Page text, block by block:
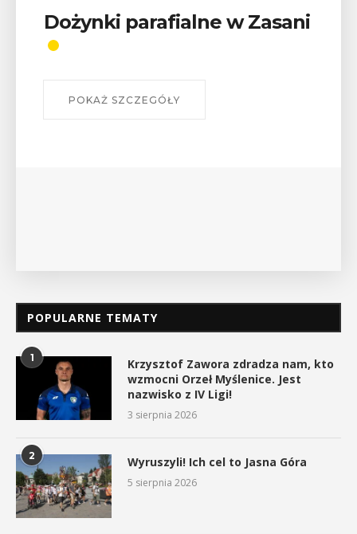
Wykład „Jak zdobyć
W środę 12 sierpnia o godz. 17 w Miejskiej
POPULARNE TEMATY
1
Krzysztof Zawora zdradza nam, kto
wzmocni Orzeł Myślenice. Jest
nazwisko z IV Ligi!
3 sierpnia 2026
2 Wyruszyli! Ich cel to Jasna Góra
5 sierpnia 2026